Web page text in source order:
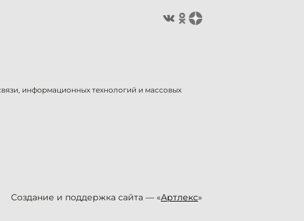
информационных технологий и массовых
Создание и поддержка сайта — «Артлекс»